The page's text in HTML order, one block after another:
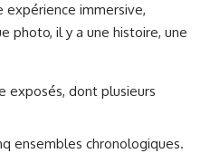
immersive,
photo, il y a une histoire, une
exposés, dont plusieurs
ensembles chronologiques.